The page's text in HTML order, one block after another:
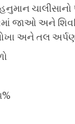
ચાલીસાનો
જાઓ અને
અને તલ